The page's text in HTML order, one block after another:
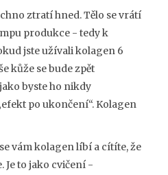
ztratí hned. Tělo se vrátí
produkce - tedy k
jste užívali kolagen 6
kůže se bude zpět
byste ho nikdy
po ukončení“. Kolagen
vám kolagen líbí a cítíte, že
Je to jako cvičení -